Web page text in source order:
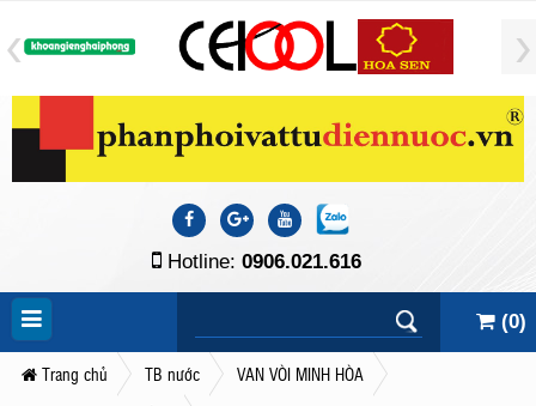
Hotline: 0906.021.616
(0)
Trang chủ TB nước
VAN VÒI MINH HÒA